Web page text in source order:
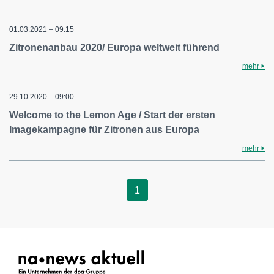
01.03.2021 – 09:15
Zitronenanbau 2020/ Europa weltweit führend
mehr
29.10.2020 – 09:00
Welcome to the Lemon Age / Start der ersten
Imagekampagne für Zitronen aus Europa
mehr
1